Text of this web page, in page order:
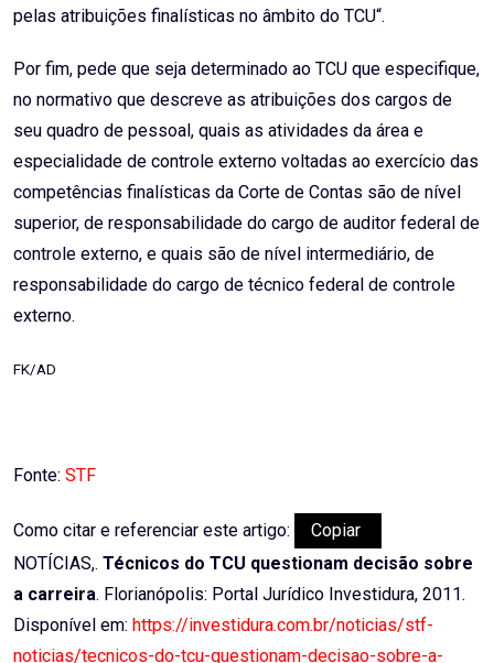
pelas atribuições finalísticas no âmbito do TCU“.
Por fim, pede que seja determinado ao TCU que especifique,
no normativo que descreve as atribuições dos cargos de
seu quadro de pessoal, quais as atividades da área e
especialidade de controle externo voltadas ao exercício das
competências finalísticas da Corte de Contas são de nível
superior, de responsabilidade do cargo de auditor federal de
controle externo, e quais são de nível intermediário, de
responsabilidade do cargo de técnico federal de controle
externo.
FK/AD
Fonte: STF
Como citar e referenciar este artigo:
Copiar
NOTÍCIAS,. Técnicos do TCU questionam decisão sobre
a carreira. Florianópolis: Portal Jurídico Investidura, 2011.
Disponível em: https://investidura.com.br/noticias/stf-
noticias/tecnicos-do-tcu-questionam-decisao-sobre-a-